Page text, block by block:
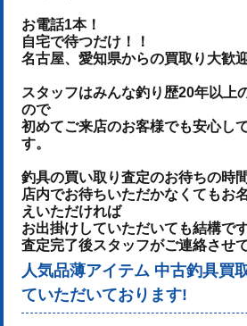
お電話1本！
自宅で待つだけ！！
名古屋、愛知県からの買取り大歓
スタッフはみんな釣り歴20年以上
ので
初めてご来店のお客様でも安心し
す。
釣具の買い取り査定のお待ちの時間
店内でお待ちいただかなくてもお
えいただければ
お出掛けしていただいても結構です
査定完了後スタッフがご連絡させ
人気品薄アイテム 中古釣具買
ていただいております!